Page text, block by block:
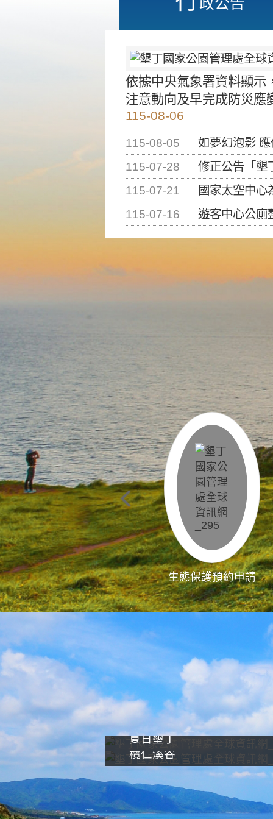
依據中央氣象署資料顯示
注意動向及早完成防災應
115-08-06
115-08-05
如夢幻泡影
115-07-28
修正公告「墾丁國家公
115-07-21
國家太空中心為辦理
115-07-16
遊客中心公廁
生態保護預約申請
夏日墾丁
欖仁溪谷